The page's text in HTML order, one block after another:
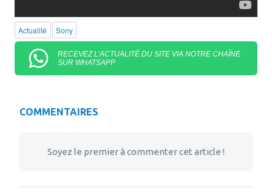
Actualité Sony
RECEVEZ L'ACTUALITÉ DU SITE VIA NOTRE CHAÎNE
SUR WHATSAPP
COMMENTAIRES
Soyez le premier à commenter cet article !